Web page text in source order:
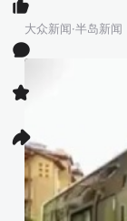
大众新闻·半岛新闻